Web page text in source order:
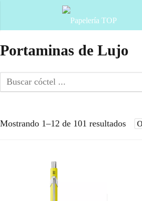
Portaminas de Lujo
Mostrando 1–12 de 101 resultados